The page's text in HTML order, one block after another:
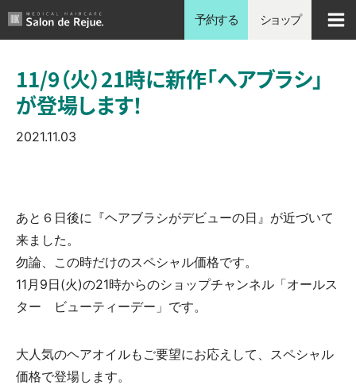
内
予約する ショップ
11/9（火）21時に新作「ヘアブラシ」
が登場します！
2021.11.03
あと６日後に『ヘアブラシがデビューの日』が近づいて
来ました。
️勿論、この時だけのスペシャル価格です。
11月9日(火)の21時からのショップチャンネル「オールス
ター ビューティーデー」です。
大人気のヘアオイルもご要望にお応えして、スペシャル
価格で登場します。